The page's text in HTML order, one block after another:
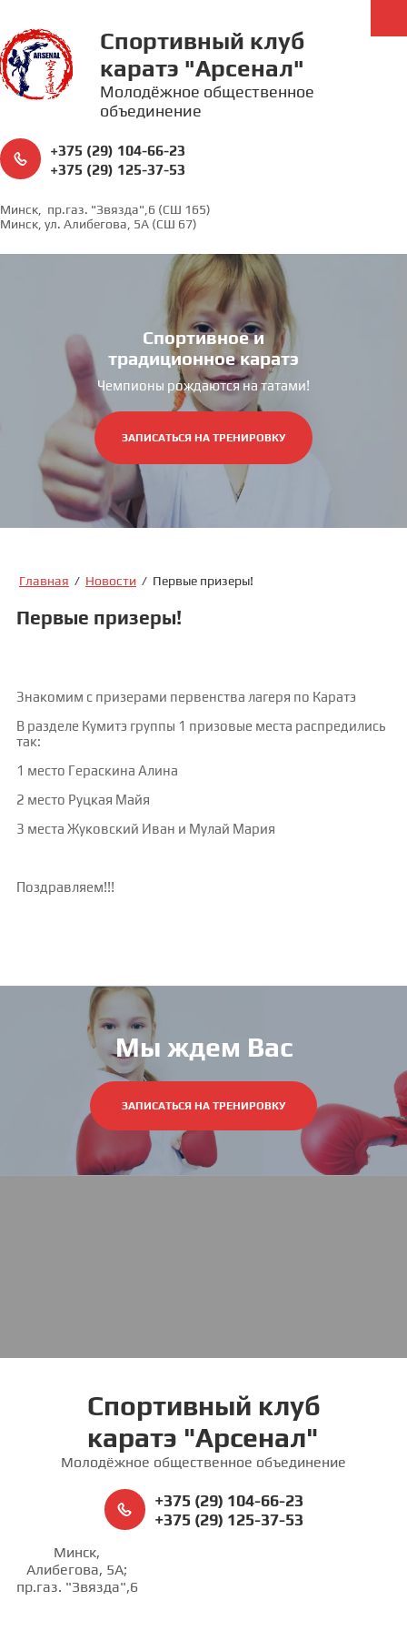
Спортивный клуб
каратэ "Арсенал"
Молодёжное общественное
объединение
Минск, пр.газ. "Звязда",6 (CШ 165)
Минск, ул. Алибегова, 5А (СШ 67)
+375 (29) 104-66-23
+375 (29) 125-37-53
Спортивное и
традиционное каратэ
Чемпионы рождаются на татами!
ЗАПИСАТЬСЯ НА ТРЕНИРОВКУ
Главная / Новости / Первые призеры!
Первые призеры!
Знакомим с призерами первенства лагеря по Каратэ
В разделе Кумитэ группы 1 призовые места распредились
так:
1 место Гераскина Алина
2 место Руцкая Майя
3 места Жуковский Иван и Мулай Мария
Поздравляем!!!
Мы ждем Вас
ЗАПИСАТЬСЯ НА ТРЕНИРОВКУ
Спортивный клуб
каратэ "Арсенал"
Молодёжное общественное объединение
Минск,
Алибегова, 5А;
пр.газ. "Звязда",6
+375 (29) 104-66-23
+375 (29) 125-37-53